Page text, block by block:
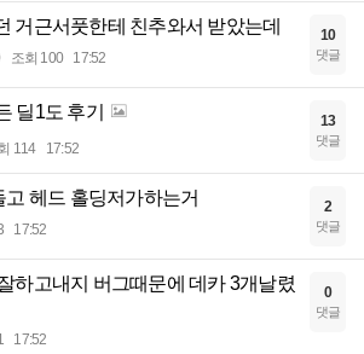
거근서풋한테 친추와서 받았는데
조회 100 17:52
10
댓글
딜1도 후기
114 17:52
13
댓글
고 헤드 홀딩저가하는거
17:52
2
댓글
하고내지 버그때문에 데카 3개날렸
17:52
0
댓글